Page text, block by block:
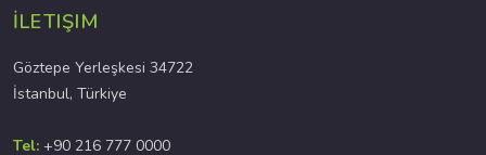
İLETIŞIM
Göztepe Yerleşkesi 34722
İstanbul, Türkiye
Tel: +90 216 777 0000